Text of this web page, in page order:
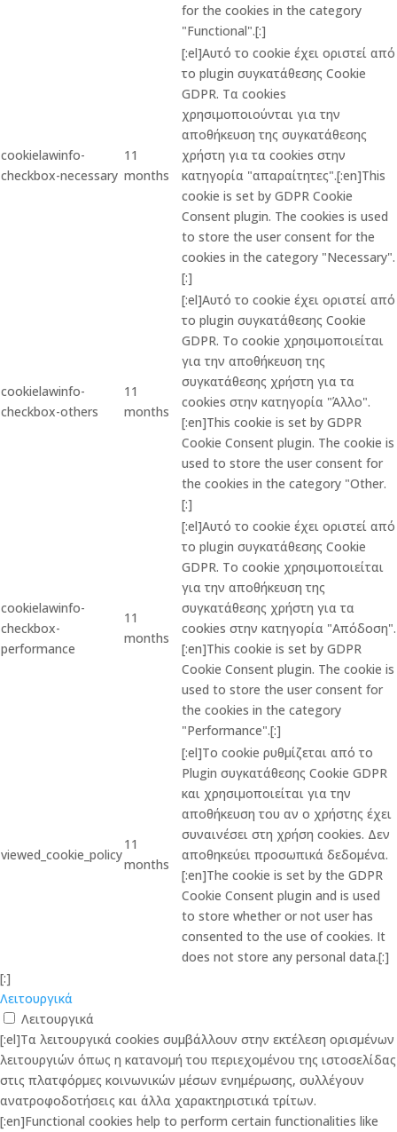
for the cookies in the category
"Functional".[:]
cookielawinfo-
checkbox-necessary
11
months
[:el]Αυτό το cookie έχει οριστεί από
το plugin συγκατάθεσης Cookie
GDPR. Τα cookies
χρησιμοποιούνται για την
αποθήκευση της συγκατάθεσης
χρήστη για τα cookies στην
κατηγορία "απαραίτητες".[:en]This
cookie is set by GDPR Cookie
Consent plugin. The cookies is used
to store the user consent for the
cookies in the category "Necessary".
[:]
cookielawinfo-
checkbox-others
11
months
[:el]Αυτό το cookie έχει οριστεί από
το plugin συγκατάθεσης Cookie
GDPR. Το cookie χρησιμοποιείται
για την αποθήκευση της
συγκατάθεσης χρήστη για τα
cookies στην κατηγορία "Άλλο".
[:en]This cookie is set by GDPR
Cookie Consent plugin. The cookie is
used to store the user consent for
the cookies in the category "Other.
[:]
cookielawinfo-
checkbox-
performance
11
months
[:el]Αυτό το cookie έχει οριστεί από
το plugin συγκατάθεσης Cookie
GDPR. Το cookie χρησιμοποιείται
για την αποθήκευση της
συγκατάθεσης χρήστη για τα
cookies στην κατηγορία "Απόδοση".
[:en]This cookie is set by GDPR
Cookie Consent plugin. The cookie is
used to store the user consent for
the cookies in the category
"Performance".[:]
viewed_cookie_policy
11
months
[:el]Το cookie ρυθμίζεται από το
Plugin συγκατάθεσης Cookie GDPR
και χρησιμοποιείται για την
αποθήκευση του αν ο χρήστης έχει
συναινέσει στη χρήση cookies. Δεν
αποθηκεύει προσωπικά δεδομένα.
[:en]The cookie is set by the GDPR
Cookie Consent plugin and is used
to store whether or not user has
consented to the use of cookies. It
does not store any personal data.[:]
[:]
Λειτουργικά
Λειτουργικά
[:el]Τα λειτουργικά cookies συμβάλλουν στην εκτέλεση ορισμένων
λειτουργιών όπως η κατανομή του περιεχομένου της ιστοσελίδας
στις πλατφόρμες κοινωνικών μέσων ενημέρωσης, συλλέγουν
ανατροφοδοτήσεις και άλλα χαρακτηριστικά τρίτων.
[:en]Functional cookies help to perform certain functionalities like